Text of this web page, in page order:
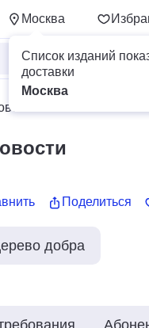
Москва
Список изданий
доставки
Москва
Поделиться
добра